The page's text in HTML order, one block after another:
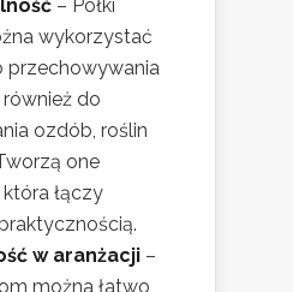
– Półki
wykorzystać
przechowywania
również do
ozdób, roślin
one
łączy
w aranżacji –
można łatwo